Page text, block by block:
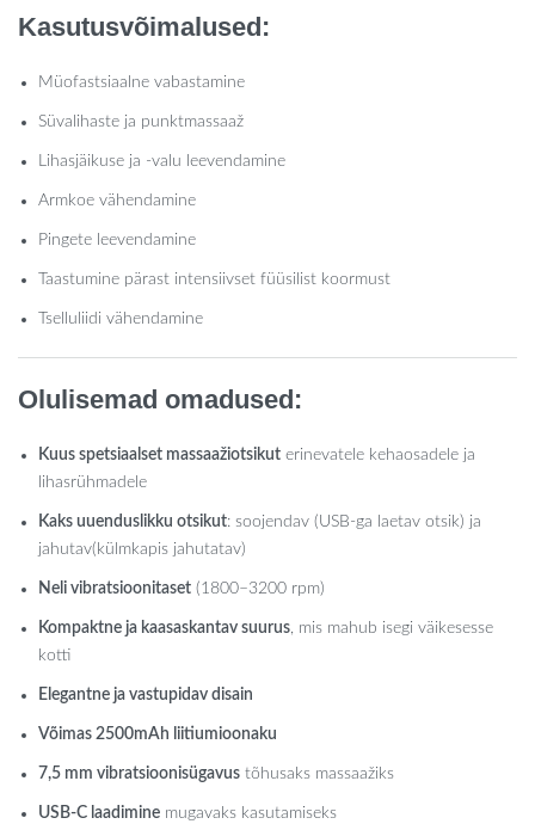
Kasutusvõimalused:
Müofastsiaalne vabastamine
Süvalihaste ja punktmassaaž
Lihasjäikuse ja -valu leevendamine
Armkoe vähendamine
Pingete leevendamine
Taastumine pärast intensiivset füüsilist koormust
Tselluliidi vähendamine
Olulisemad omadused:
Kuus spetsiaalset massaažiotsikut erinevatele kehaosadele ja
lihasrühmadele
Kaks uuenduslikku otsikut: soojendav (USB-ga laetav otsik) ja
jahutav(külmkapis jahutatav)
Neli vibratsioonitaset (1800–3200 rpm)
Kompaktne ja kaasaskantav suurus, mis mahub isegi väikesesse
kotti
Elegantne ja vastupidav disain
Võimas 2500mAh liitiumioonaku
7,5 mm vibratsioonisügavus tõhusaks massaažiks
USB-C laadimine mugavaks kasutamiseks